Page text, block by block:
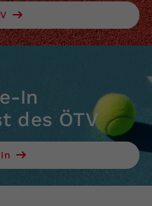
In
des ÖTV